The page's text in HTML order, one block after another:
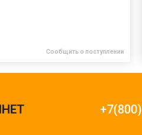
Сообщить о поступлении